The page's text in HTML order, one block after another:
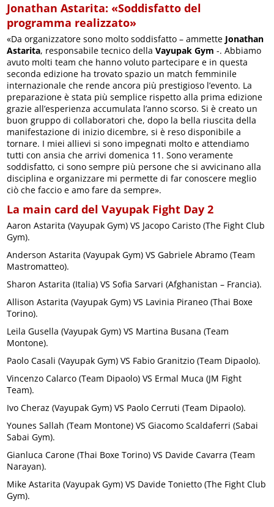
Jonathan Astarita: «Soddisfatto del
programma realizzato»
«Da organizzatore sono molto soddisfatto – ammette Jonathan
Astarita, responsabile tecnico dellaVayupak Gym -. Abbiamo
avuto molti team che hanno voluto partecipare e in questa
seconda edizione ha trovato spazio un match femminile
internazionale che rende ancora più prestigioso l’evento. La
preparazione è stata più semplice rispetto alla prima edizione
grazie all’esperienza accumulata l’anno scorso. Si è creato un
buon gruppo di collaboratori che, dopo la bella riuscita della
manifestazione di inizio dicembre, si è reso disponibile a
tornare. I miei allievi si sono impegnati molto e attendiamo
tutti con ansia che arrivi domenica 11. Sono veramente
soddisfatto, ci sono sempre più persone che si avvicinano alla
disciplina e organizzare mi permette di far conoscere meglio
ciò che faccio e amo fare da sempre».
La main card del Vayupak Fight Day 2
Aaron Astarita (Vayupak Gym) VS Jacopo Caristo (The Fight Club
Gym).
Anderson Astarita (Vayupak Gym) VS Gabriele Abramo (Team
Mastromatteo).
Sharon Astarita (Italia) VS Sofia Sarvari (Afghanistan – Francia).
Allison Astarita (Vayupak Gym) VS Lavinia Piraneo (Thai Boxe
Torino).
Leila Gusella (Vayupak Gym) VS Martina Busana (Team
Montone).
Paolo Casali (Vayupak Gym) VS Fabio Granitzio (Team Dipaolo).
Vincenzo Calarco (Team Dipaolo) VS Ermal Muca (JM Fight
Team).
Ivo Cheraz (Vayupak Gym) VS Paolo Cerruti (Team Dipaolo).
Younes Sallah (Team Montone) VS Giacomo Scaldaferri (Sabai
Sabai Gym).
Gianluca Carone (Thai Boxe Torino) VS Davide Cavarra (Team
Narayan).
Mike Astarita (Vayupak Gym) VS Davide Tonietto (The Fight Club
Gym).